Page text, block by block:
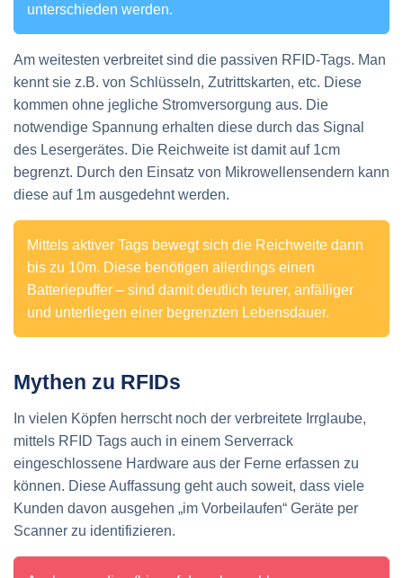
unterschieden werden.
Am weitesten verbreitet sind die passiven RFID-Tags. Man
kennt sie z.B. von Schlüsseln, Zutrittskarten, etc. Diese
kommen ohne jegliche Stromversorgung aus. Die
notwendige Spannung erhalten diese durch das Signal
des Lesergerätes. Die Reichweite ist damit auf 1cm
begrenzt. Durch den Einsatz von Mikrowellensendern kann
diese auf 1m ausgedehnt werden.
Mittels aktiver Tags bewegt sich die Reichweite dann
bis zu 10m. Diese benötigen allerdings einen
Batteriepuffer – sind damit deutlich teurer, anfälliger
und unterliegen einer begrenzten Lebensdauer.
Mythen zu RFIDs
In vielen Köpfen herrscht noch der verbreitete Irrglaube,
mittels RFID Tags auch in einem Serverrack
eingeschlossene Hardware aus der Ferne erfassen zu
können. Diese Auffassung geht auch soweit, dass viele
Kunden davon ausgehen „im Vorbeilaufen“ Geräte per
Scanner zu identifizieren.